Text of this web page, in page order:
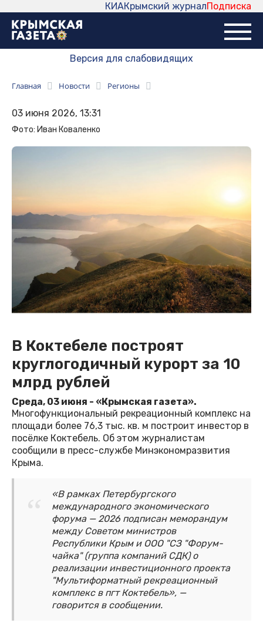
Подписка
Крымский журнал
КИА
Версия для слабовидящих
Главная Новости Регионы
03 июня 2026, 13:31
Фото: Иван Коваленко
В Коктебеле построят
круглогодичный курорт за 10
млрд рублей
Среда, 03 июня - «Крымская газета».
Многофункциональный рекреационный комплекс на
площади более 76,3 тыс. кв. м построит инвестор в
посёлке Коктебель. Об этом журналистам
сообщили в пресс-службе Минэкономразвития
Крыма.
«В рамках Петербургского
международного экономического
форума — 2026 подписан меморандум
между Советом министров
Республики Крым и ООО "СЗ "Форум-
чайка" (группа компаний СДК) о
реализации инвестиционного проекта
"Мультиформатный рекреационный
комплекс в пгт Коктебель», —
говорится в сообщении.